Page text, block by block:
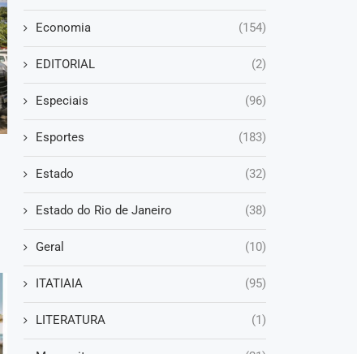
Economia (154)
EDITORIAL (2)
Especiais (96)
Esportes (183)
Estado (32)
Estado do Rio de Janeiro (38)
Geral (10)
ITATIAIA (95)
LITERATURA (1)